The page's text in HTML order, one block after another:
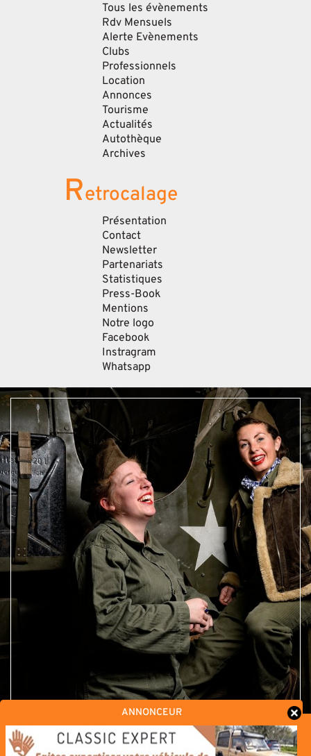
Tous les évènements
Rdv Mensuels
Alerte Evènements
Clubs
Professionnels
Location
Annonces
Tourisme
Actualités
Autothèque
Archives
Retrocalage
Présentation
Contact
Newsletter
Partenariats
Statistiques
Press-Book
Mentions
Notre logo
Facebook
Instragram
Whatsapp
ANNONCEUR